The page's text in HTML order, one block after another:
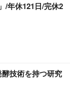
/年休121日/完休2
技術を持つ研究